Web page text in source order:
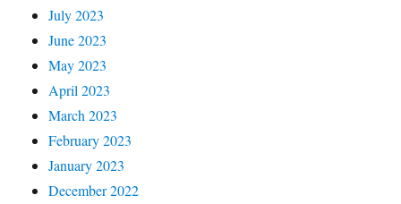
July 2023
June 2023
May 2023
April 2023
March 2023
February 2023
January 2023
December 2022